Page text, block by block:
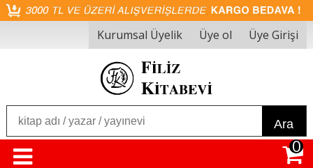
Kurumsal Üyelik Üye ol Üye Girişi
Ara
0